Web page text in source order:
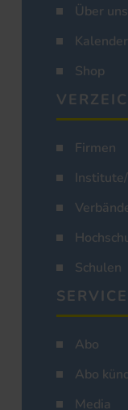
Über uns
Kalender
Shop
Firmen
Schulen
SERVICE
Abo
Abo
Media